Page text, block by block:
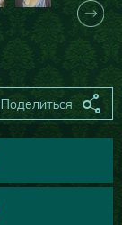
Поделиться